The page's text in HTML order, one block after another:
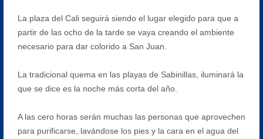
La plaza del Cali seguirá siendo el lugar elegido para que a
partir de las ocho de la tarde se vaya creando el ambiente
necesario para dar colorido a San Juan.
La tradicional quema en las playas de Sabinillas, iluminará la
que se dice es la noche más corta del año.
A las cero horas serán muchas las personas que aprovechen
para purificarse, lavándose los pies y la cara en el agua del